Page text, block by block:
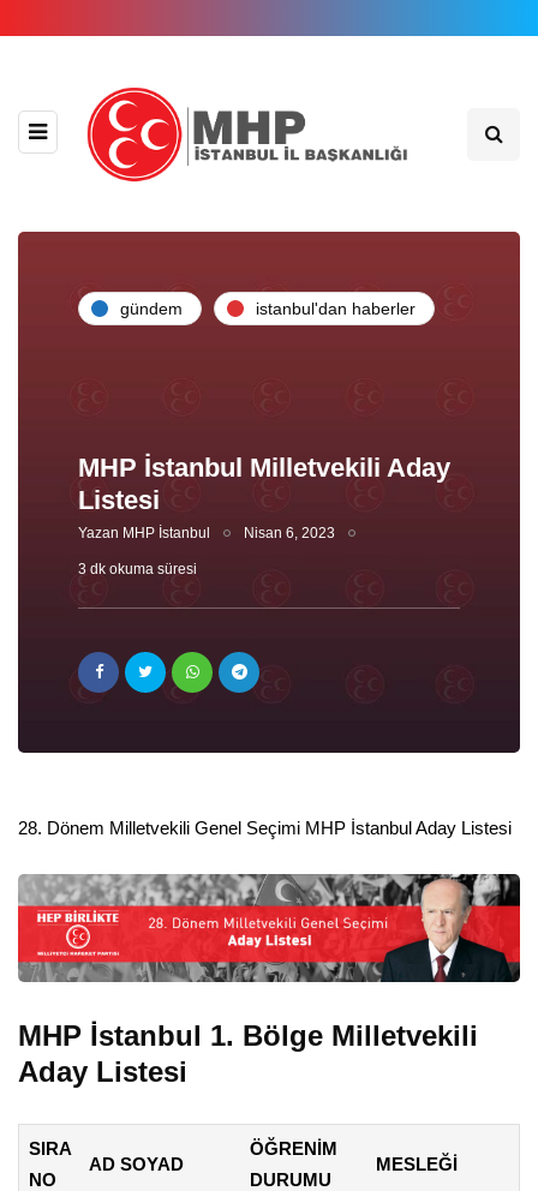
gündem i̇stanbul'dan haberler
MHP İstanbul Milletvekili Aday
Listesi
Yazan MHP İstanbul Nisan 6, 2023
3 dk okuma süresi
28. Dönem Milletvekili Genel Seçimi MHP İstanbul Aday Listesi
MHP İstanbul 1. Bölge Milletvekili
Aday Listesi
SIRA
NO
AD SOYAD
ÖĞRENİM
DURUMU
MESLEĞİ